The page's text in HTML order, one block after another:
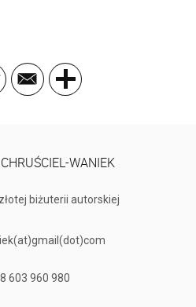
WANIEK
biżuterii autorskiej
603 960 980